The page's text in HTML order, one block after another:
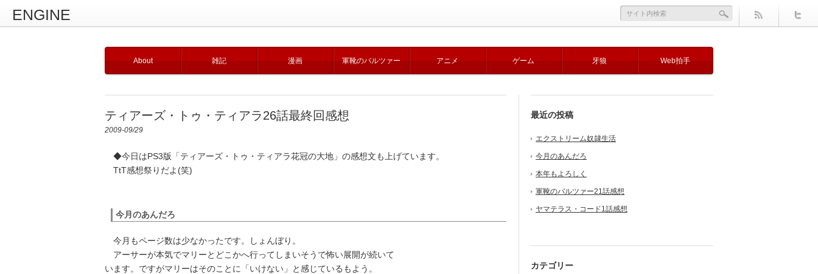
ENGINE
About 雑記 漫画 軍靴のバルツァー アニメ ゲーム 牙狼 Web拍手
ティアーズ・トゥ・ティアラ26話最終回感想
2009-09/29
◆今日はPS3版「ティアーズ・トゥ・ティアラ花冠の大地」の感想文も上げています。
TtT感想祭りだよ(笑)
今月のあんだろ
今月もページ数は少なかったです。しょんぼり。
アーサーが本気でマリーとどこかへ行ってしまいそうで怖い展開が続いて
います。ですがマリーはそのことに「いけない」と感じているもよう。
最近の投稿
エクストリーム奴隷生活
今月のあんだろ
本年もよろしく
軍靴のバルツァー21話感想
ヤマテラス・コード1話感想
カテゴリー